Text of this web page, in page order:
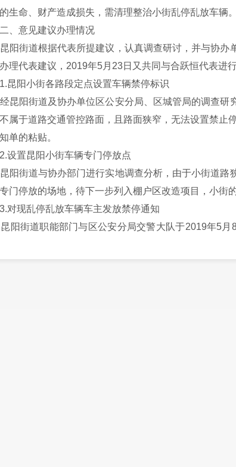
生命、财产造成损失，需清理整治小街乱停乱放车辆。
意见建议办理情况
街道根据代表所提建议，认真调查研讨，并与协办
理代表建议，2019年5月23日又共同与合跃恒代表进
阳小街各路段定点设置车辆禁停标识
阳街道及协办单位区公安分局、区城管局的调查研
属于道路交通管控路面，且路面狭窄，无法设置禁止
单的粘贴。
置昆阳小街车辆专门停放点
街道与协办部门进行实地调查分析，由于小街道路
门停放的场地，待下一步列入棚户区改造项目，小街
现乱停乱放车辆车主发放禁停通知
街道职能部门与区公安分局交警大队于2019年5月
温馨提示单。2019年05月20日下午、2019年05月21